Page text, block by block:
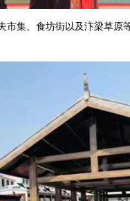
集、食坊街以及汴梁草原